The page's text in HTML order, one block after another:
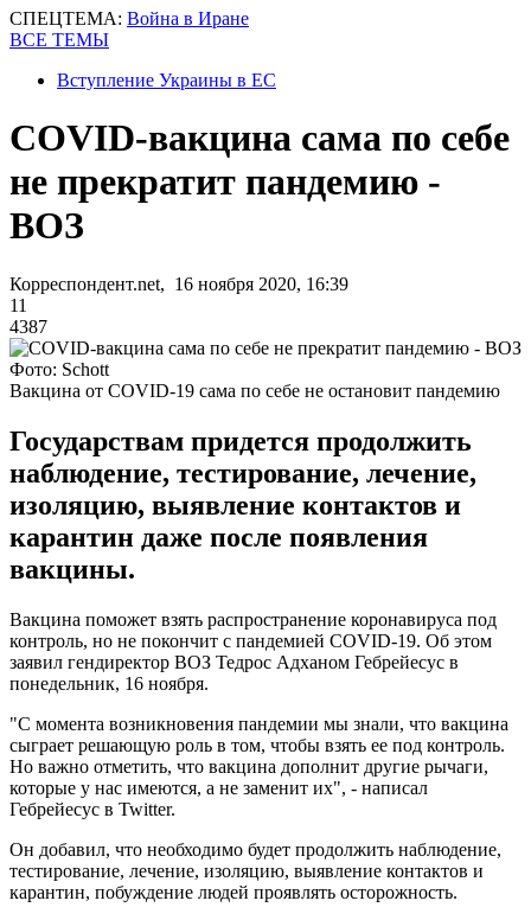
СПЕЦТЕМА: Война в Иране
ВСЕ ТЕМЫ
Вступление Украины в ЕС
COVID-вакцина сама по себе
не прекратит пандемию -
ВОЗ
Корреспондент.net, 16 ноября 2020, 16:39
11
4387
Фото: Schott
Вакцина от COVID-19 сама по себе не остановит пандемию
Государствам придется продолжить
наблюдение, тестирование, лечение,
изоляцию, выявление контактов и
карантин даже после появления
вакцины.
Вакцина поможет взять распространение коронавируса под
контроль, но не покончит с пандемией COVID-19. Об этом
заявил гендиректор ВОЗ Тедрос Адханом Гебрейесус в
понедельник, 16 ноября.
"С момента возникновения пандемии мы знали, что вакцина
сыграет решающую роль в том, чтобы взять ее под контроль.
Но важно отметить, что вакцина дополнит другие рычаги,
которые у нас имеются, а не заменит их", - написал
Гебрейесус в Twitter.
Он добавил, что необходимо будет продолжить наблюдение,
тестирование, лечение, изоляцию, выявление контактов и
карантин, побуждение людей проявлять осторожность.